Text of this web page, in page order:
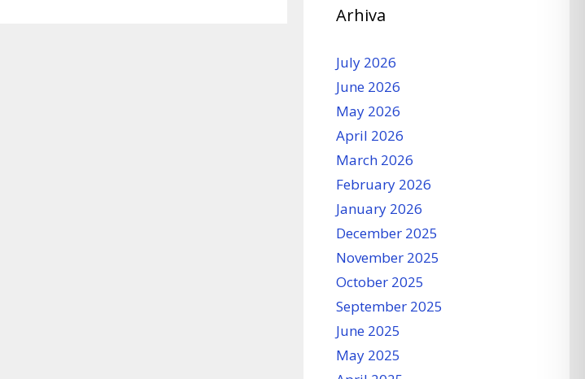
Arhiva
July 2026
June 2026
May 2026
April 2026
March 2026
February 2026
January 2026
December 2025
November 2025
October 2025
September 2025
June 2025
May 2025